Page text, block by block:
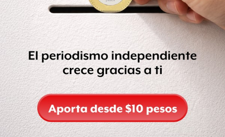
Compartir Leer después
Etiquetas:
BRYAN CRANSTON COMERCIAL MLB VIDEO